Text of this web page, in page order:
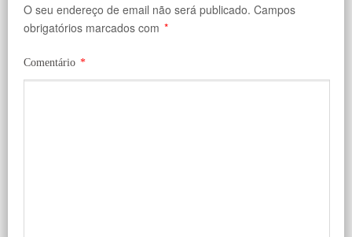
O seu endereço de email não será publicado. Campos
obrigatórios marcados com *
Comentário *